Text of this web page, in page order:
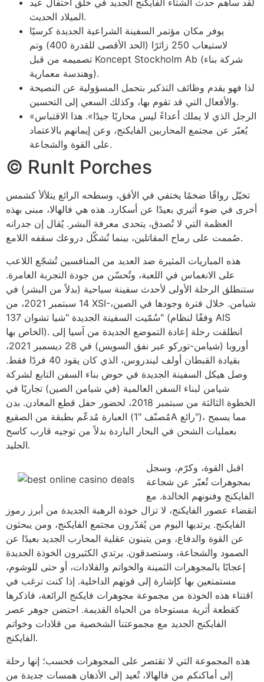
لقد ساهم حدث الشتاء الفايكنج الجديد في خلق احتفال عيد
الميلاد الحديث.
يوفر مكان مؤتمر السفينة الشراعية الجديدة كرسيًا
لاستيعاب 250 زائرًا (الحد الأقصى للقدرة 400) وتم
تصميمه من قبل Koncept Stockholm Ab (شركة بناء
وهندسة معمارية).
لذا فهو يقدم وظائف التذكير بتحمل المسؤولية عن النصيحة
والأفعال التي قد تقوم بها، وكذلك السعي إلى التحسين.
«الرجل الذي لا يملك أعداءً ليس محاربًا جيدًا». هذا الاقتباس
يُعبّر عن مجتمع المحاربين الفايكنج، وعن إيمانهم بالاعتماد
على القوة والشجاعة.
© RunIt Porches
تخيّل رواقًا ضخمًا يختفي في الأفق، وسطحه الرائع يتلألأ كشمس
أخرى في ضوء أثيري بعيدًا عن أسكارد. هذه هي فالهالا، مبنى بهذه
العظمة التي لا تُصدق، يتحدى معرفة البشر. يُقال إن جدرانه
صُممت على رماح المقاتلين، بينما تُشكّل دروعك سقفه اللامع.
هذه المباريات المثيرة ضد العديد من المنافسين تُشجّع اللاعب
على الانغماس في اللعبة، وتُحسّن من جودة التجربة الغامرة.
ستنطلق الرحلة الأولى لأحدث سفينة سياحية (بدلاً من البشر) في
14 سبتمبر 2021، من XSI-شيامن. خلال فترة وجودها في الصين،
سُمّيت السفينة الجديدة "شيا تشوان 137" (وفقًا لنظام AIS
الخاص بها). انطلقت رحلة إعادة التموضع الجديدة من آسيا إلى
أوروبا (شيامن-توركو عبر نفق السويس) في 28 ديسمبر 2021،
بقيادة القبطان أولف ليندروس، الذي كان يقود 40 فردًا فقط.
وصل هيكل السفينة الجديدة في حوض بناء السفن التابع لشركة
شيامن لبناء السفن العالمية (في شيامن الصين) تجاريًا في
الخطوة الثالثة من سبتمبر 2018، لحضور حفل قطع المعادن. بدن
العبارة مُدعّم بطبقة من الصقيع (مُصنّف "1A رائع")، مما يسمح
بعمليات الشحن في البحار الباردة بدلاً من توجيه قارب كاسح
الجليد.
اقبل القوة، وكرّم، وسجل
بمجوهرات تُعبّر عن شجاعة
الفايكنج وفنونهم الخالدة. مع
انقضاء عصور الفايكنج، لا تزال خوذة الرهبة الجديدة من أبرز رموز
الفايكنج. يرتديها اليوم من يُقدّرون مجتمع الفايكنج، ومن يبحثون
عن القوة والدفاع، ومن يتبنون عقلية المحارب الجديد بعيدًا عن
الصمود والشجاعة، وستصدقون. يرتدي الكثيرون الخوذة الجديدة
إعجابًا بالمجوهرات الثمينة والخواتم والقلادات، أو حتى للوشوم،
مستمتعين بها كإشارة إلى قوتهم الداخلية. إذا كنت ترغب في
اقتناء هذه الخوذة من مجموعة مجوهرات فايكنج الرائعة، فاذكرها
كقطعة أثرية مستوحاة من الحياة القديمة. احتضن جوهر عصر
الفايكنج الجديد مع مجموعتنا الشخصية من قلادات وخواتم
الفايكنج.
هذه المجموعة التي لا تقتصر على المجوهرات فحسب؛ إنها رحلة
إلى أماكنكم من فالهالا، تُعيد إلى الأذهان همسات جديدة من